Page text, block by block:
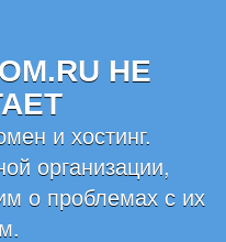
НЕ
и хостинг.
организации,
о проблемах с их